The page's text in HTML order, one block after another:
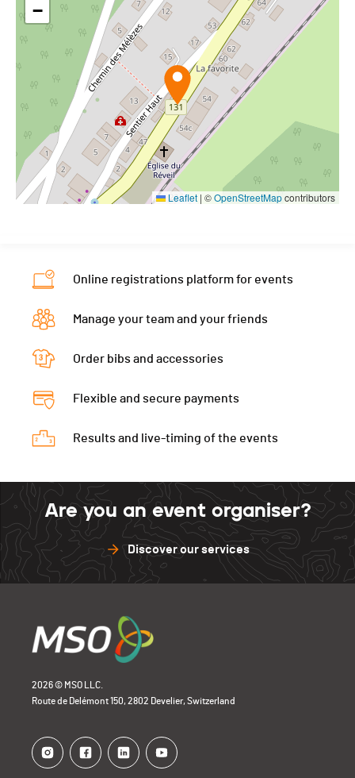
−
Leaflet | ©OpenStreetMapcontributors
Online registrations platform for events
Manage your team and your friends
Order bibs and accessories
Flexible and secure payments
Results and live-timing of the events
Are you an event organiser?
Discover our services
2026 © MSO LLC.
Route de Delémont 150, 2802 Develier, Switzerland